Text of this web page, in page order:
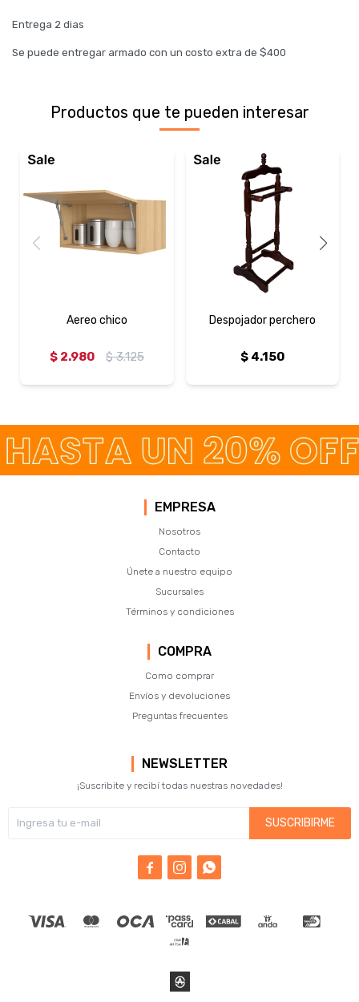
Entrega 2 dias
Se puede entregar armado con un costo extra de $400
Productos que te pueden interesar
Aereo chico
$ 2.980 $ 3.125
Despojador perchero
$ 4.150
EMPRESA
Nosotros
Contacto
Únete a nuestro equipo
Sucursales
Términos y condiciones
COMPRA
Como comprar
Envíos y devoluciones
Preguntas frecuentes
NEWSLETTER
¡Suscribite y recibí todas nuestras novedades!
SUSCRIBIRME
  